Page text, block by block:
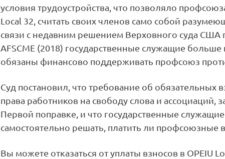
условия трудоустройства, что позволяло
Local 32, считать своих членов само собой
связи с недавним решением Верховного суда США
AFSCME (2018) государственные служащие больше
обязаны финансово поддерживать профсоюз
Суд постановил, что требование об обязательных
права работников на свободу слова и ассоциаций,
Первой поправке, и что государственные
самостоятельно решать, платить ли профсоюзные
Вы можете отказаться от уплаты взносов в OPEIU